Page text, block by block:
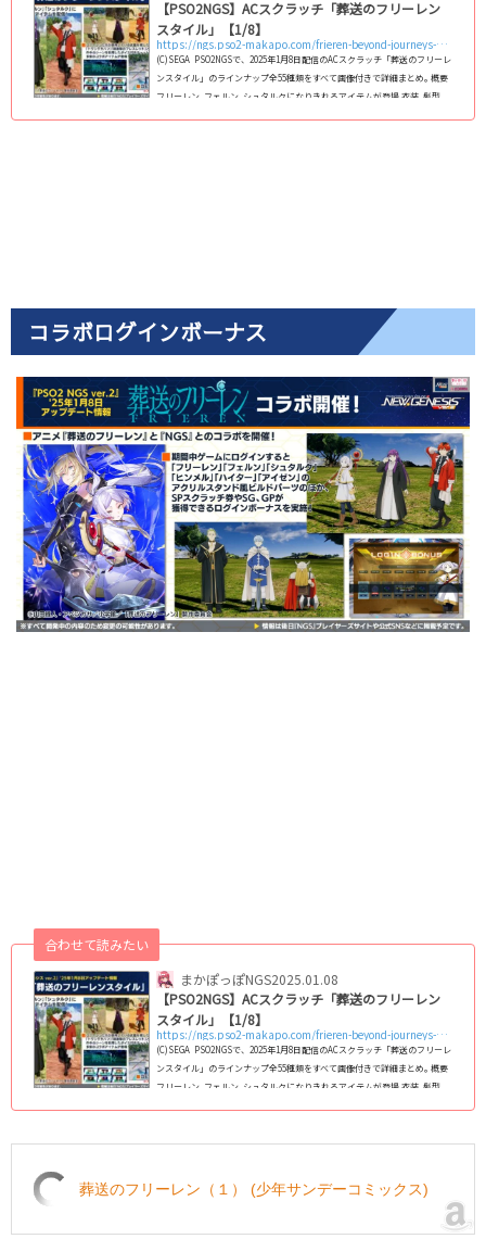
【PSO2NGS】ACスクラッチ「葬送のフリーレン
スタイル」【1/8】
https://ngs.pso2-makapo.com/frieren-beyond-journeys-end-style
(C)SEGA PSO2NGSで、2025年1月8日配信のACスクラッチ「葬送のフリーレ
ンスタイル」のラインナップ全55種類をすべて画像付きで詳細まとめ｡ 概要
フリーレン､フェルン､シュタルクになりきれるアイテムが登場 衣装､髪型､
コラボログインボーナス
まかぽっぽNGS
合わせて読みたい
2025.01.08
【PSO2NGS】ACスクラッチ「葬送のフリーレン
スタイル」【1/8】
https://ngs.pso2-makapo.com/frieren-beyond-journeys-end-style
(C)SEGA PSO2NGSで、2025年1月8日配信のACスクラッチ「葬送のフリーレ
ンスタイル」のラインナップ全55種類をすべて画像付きで詳細まとめ｡ 概要
フリーレン､フェルン､シュタルクになりきれるアイテムが登場 衣装､髪型､
ン､鏡蓮華のブレスレットといった印象的なアクセサリー ビルドパーツ､ポ
葬送のフリーレン（１） (少年サンデーコミックス)